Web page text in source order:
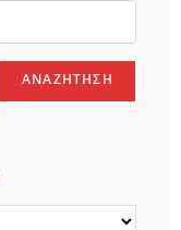
ΑΝΑΖΉΤΗΣΗ